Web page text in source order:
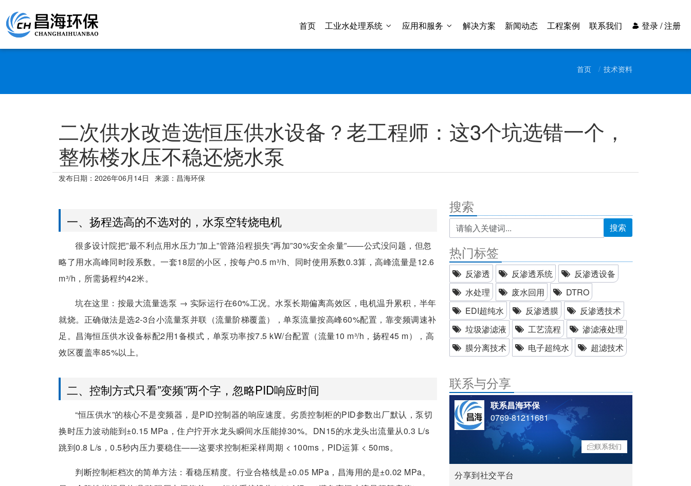
首页 工业水处理系统 应用和服务 解决方案 新闻动态 工程案例 联系我们 登录 / 注册
首页 技术资料
二次供水改造选恒压供水设备？老工程师：这3个坑选错一个，
整栋楼水压不稳还烧水泵
发布日期： 2026年06月14日 来源：昌海环保
一、扬程选高的不选对的，水泵空转烧电机
很多设计院把”最不利点用水压力”加上”管路沿程损失”再加”30%安全余量”——公式没问题，但忽
略了用水高峰同时段系数。一套18层的小区，按每户0.5 m³/h、同时使用系数0.3算，高峰流量是12.6
m³/h，所需扬程约42米。
坑在这里：按最大流量选泵 → 实际运行在60%工况。水泵长期偏离高效区，电机温升累积，半年
就烧。正确做法是选2-3台小流量泵并联（流量阶梯覆盖），单泵流量按高峰60%配置，靠变频调速补
足。昌海恒压供水设备标配2用1备模式，单泵功率按7.5 kW/台配置（流量10 m³/h，扬程45 m），高
效区覆盖率85%以上。
二、控制方式只看”变频”两个字，忽略PID响应时间
“恒压供水”的核心不是变频器，是PID控制器的响应速度。劣质控制柜的PID参数出厂默认，泵切
换时压力波动能到±0.15 MPa，住户拧开水龙头瞬间水压能掉30%。DN15的水龙头出流量从0.3 L/s
跳到0.8 L/s，0.5秒内压力要稳住——这要求控制柜采样周期 < 100ms，PID运算 < 50ms。
判断控制柜档次的简单方法：看稳压精度。行业合格线是±0.05 MPa，昌海用的是±0.02 MPa。
搜索
搜索
热门标签
反渗透 反渗透系统
反渗透设备
水处理
废水回用
DTRO
EDI超纯水
反渗透膜
反渗透技术
垃圾渗滤液
工艺流程
渗滤液处理
膜分离技术
电子超纯水 超滤技术
联系与分享
联系昌海环保
0769-81211681
联系我们
分享到社交平台